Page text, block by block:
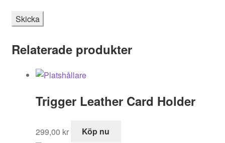
Relaterade produkter
Trigger Leather Card Holder
299,00 kr Köp nu